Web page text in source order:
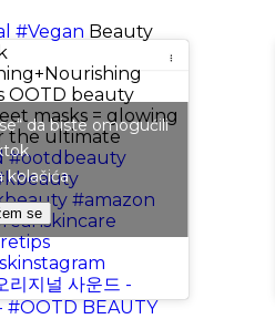
#Vegan Beauty
OOTD beauty
masks = glowing
the ultimate
#ootdbeauty
#amazon
리지널 사운드 -
BEAUTY
da biste omogućili
kolačića
se